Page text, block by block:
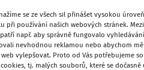
Přihlaste se.
se ze všech sil přinášet vysokou úroveň
při používání našich webových stránek. Mezi
např. aby správně fungovalo vyhledávání,
nevhodnou reklamou nebo abychom
vylepšovat. Proto od Vás potřebujeme
tj. malých souborů, které se dočasně